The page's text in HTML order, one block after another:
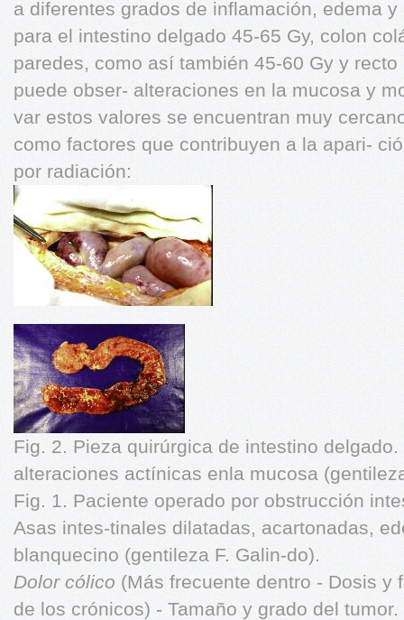
a diferentes grados de inflamación, edema
para el intestino delgado 45-65 Gy, colon
paredes, como así también 45-60 Gy y
puede obser- alteraciones en la mucosa y
var estos valores se encuentran muy
como factores que contribuyen a la apari-
por radiación:
Fig. 2. Pieza quirúrgica de intestino
alteraciones actínicas enla mucosa
Fig. 1. Paciente operado por obstrucción
Asas intes-tinales dilatadas, acartonadas,
blanquecino (gentileza F. Galin-do).
Dolor cólico (Más frecuente dentro - Dosis y
de los crónicos) - Tamaño y grado del tumor.